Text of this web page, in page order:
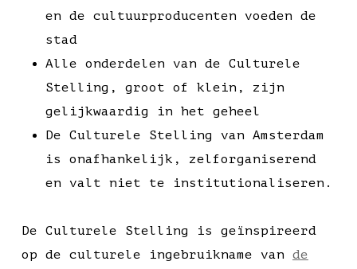
en de cultuurproducenten voeden de
stad
Alle onderdelen van de Culturele
Stelling, groot of klein, zijn
gelijkwaardig in het geheel
De Culturele Stelling van Amsterdam
is onafhankelijk, zelforganiserend
en valt niet te institutionaliseren.
De Culturele Stelling is geïnspireerd
op de culturele ingebruikname van de